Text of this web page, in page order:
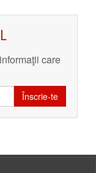
care
Înscrie-te